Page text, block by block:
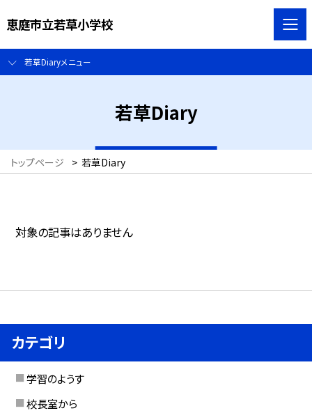
恵庭市立若草小学校
若草Diaryメニュー
若草Diary
トップページ > 若草Diary
対象の記事はありません
カテゴリ
学習のようす
校長室から